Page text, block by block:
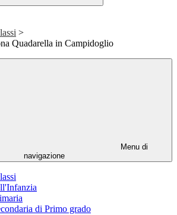
>
Quadarella in Campidoglio
Menu di
navigazione
di Primo grado